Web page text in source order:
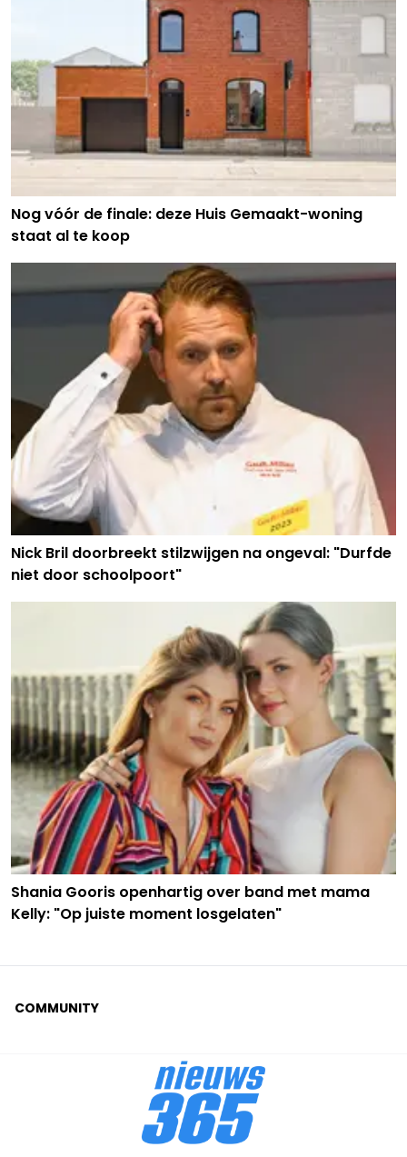
Nog vóór de finale: deze Huis Gemaakt-woning
staat al te koop
Nick Bril doorbreekt stilzwijgen na ongeval: "Durfde
niet door schoolpoort"
Shania Gooris openhartig over band met mama
Kelly: "Op juiste moment losgelaten"
COMMUNITY